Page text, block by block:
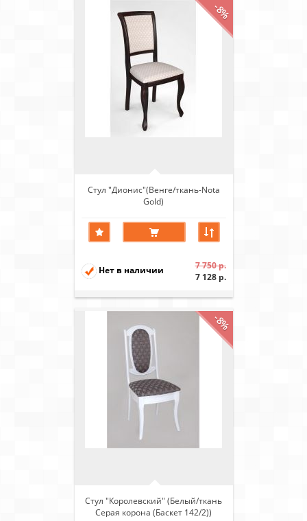
-8%
Стул "Дионис"(Венге/ткань-Nota
Gold)
Нет в наличии
7 750 р.
7 128 р.
-8%
Стул "Королевский" (Белый/ткань
Серая корона (Баскет 142/2))